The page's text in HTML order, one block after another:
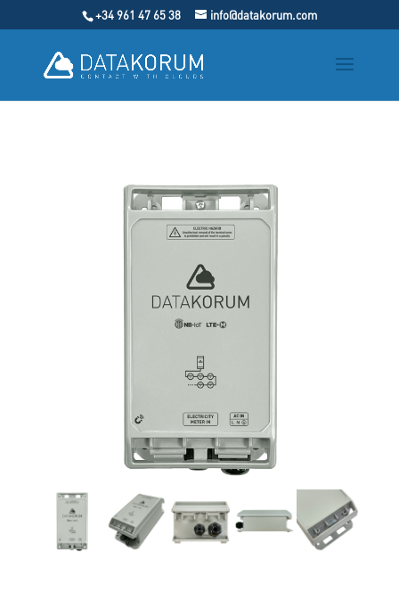
+34 961 47 65 38 info@datakorum.com